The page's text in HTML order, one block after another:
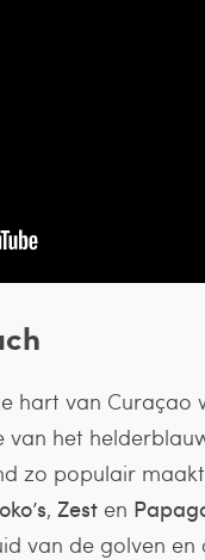
hart van Curaçao
het
zo populair
, Zest en
van de golven